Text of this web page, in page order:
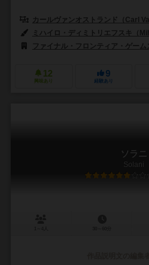
カールヴァンオストランド（Carl
ミハイロ・ディミトリエフスキ（
ファイナル・フロンティア・ゲー
12
興味あり
9
経験あり
ソラニ
Solani